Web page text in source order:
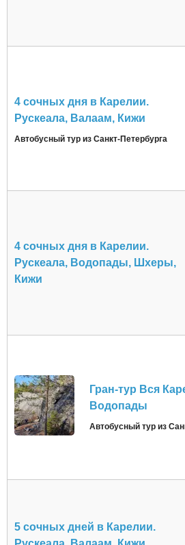
4 сочных дня в Карелии.
Рускеала, Валаам, Кижи
Автобусный тур из Санкт-Петербурга
4 сочных дня в Карелии.
Рускеала, Водопады, Шхеры,
Кижи
Гран-тур Вся
Водопады
Автобусный тур из
5 сочных дней в Карелии.